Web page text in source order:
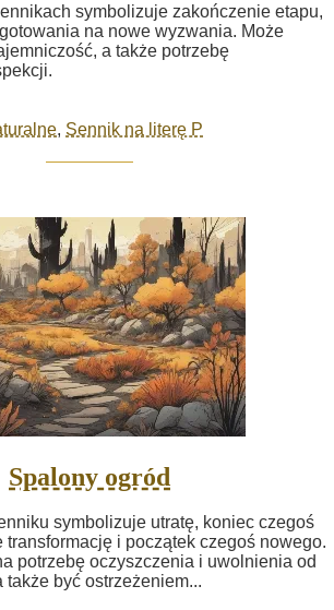
symbolizuje zakończenie etapu,
na nowe wyzwania. Może
a także potrzebę
, Sennik na literę P
Spalony ogród
symbolizuje utratę, koniec czegoś
transformację i początek czegoś nowego.
potrzebę oczyszczenia i uwolnienia od
także być ostrzeżeniem...